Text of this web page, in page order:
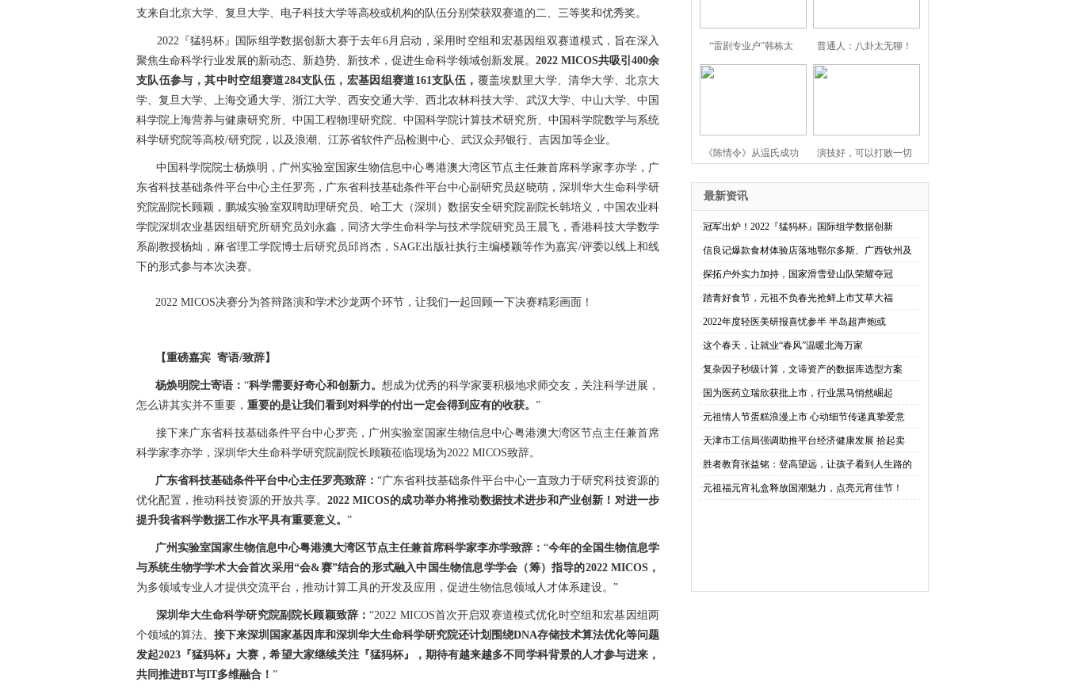
支来自北京大学、复旦大学、电子科技大学等高校或机构的队伍分别荣获双赛道的二、三等奖和优秀奖。
2022『猛犸杯』国际组学数据创新大赛于去年6月启动，采用时空组和宏基因组双赛道模式，旨在深入
聚焦生命科学行业发展的新动态、新趋势、新技术，促进生命科学领域创新发展。 2022 MICOS共吸引400余
支队伍参与，其中时空组赛道284支队伍，宏基因组赛道161支队伍， 覆盖埃默里大学、清华大学、北京大
学、复旦大学、上海交通大学、浙江大学、西安交通大学、西北农林科技大学、武汉大学、中山大学、中国
科学院上海营养与健康研究所、中国工程物理研究院、中国科学院计算技术研究所、中国科学院数学与系统
科学研究院等高校/研究院，以及浪潮、江苏省软件产品检测中心、武汉众邦银行、吉因加等企业。
中国科学院院士杨焕明，广州实验室国家生物信息中心粤港澳大湾区节点主任兼首席科学家李亦学，广
东省科技基础条件平台中心主任罗亮，广东省科技基础条件平台中心副研究员赵晓萌，深圳华大生命科学研
究院副院长顾颖，鹏城实验室双聘助理研究员、哈工大（深圳）数据安全研究院副院长韩培义，中国农业科
学院深圳农业基因组研究所研究员刘永鑫，同济大学生命科学与技术学院研究员王晨飞，香港科技大学数学
系副教授杨灿，麻省理工学院博士后研究员邱肖杰，SAGE出版社执行主编楼颖等作为嘉宾/评委以线上和线
下的形式参与本次决赛。
2022 MICOS决赛分为答辩路演和学术沙龙两个环节，让我们一起回顾一下决赛精彩画面！
【重磅嘉宾 寄语/致辞】
杨焕明院士寄语： “科学需要好奇心和创新力。 想成为优秀的科学家要积极地求师交友，关注科学进展，
怎么讲其实并不重要， 重要的是让我们看到对科学的付出一定会得到应有的收获。 ”
接下来广东省科技基础条件平台中心罗亮，广州实验室国家生物信息中心粤港澳大湾区节点主任兼首席
科学家李亦学，深圳华大生命科学研究院副院长顾颖莅临现场为2022 MICOS致辞。
广东省科技基础条件平台中心主任罗亮致辞： “广东省科技基础条件平台中心一直致力于研究科技资源的
优化配置，推动科技资源的开放共享。 2022 MICOS的成功举办将推动数据技术进步和产业创新！对进一步
提升我省科学数据工作水平具有重要意义。 ”
广州实验室国家生物信息中心粤港澳大湾区节点主任兼首席科学家李亦学致辞： “今年的全国生物信息学
与系统生物学学术大会首次采用“会&赛”结合的形式融入中国生物信息学学会（筹）指导的2022 MICOS，
为多领域专业人才提供交流平台，推动计算工具的开发及应用，促进生物信息领域人才体系建设。”
深圳华大生命科学研究院副院长顾颖致辞：“2022 MICOS首次开启双赛道模式优化时空组和宏基因组两
个领域的算法。 接下来深圳国家基因库和深圳华大生命科学研究院还计划围绕DNA存储技术算法优化等问题
发起2023『猛犸杯』大赛，希望大家继续关注『猛犸杯』，期待有越来越多不同学科背景的人才参与进来，
共同推进BT与IT多维融合！ ”
“雷剧专业户”韩栋太 普通人：八卦太无聊！
《陈情令》从温氏成功 演技好，可以打败一切
最新资讯
·冠军出炉！2022『猛犸杯』国际组学数据创新
·信良记爆款食材体验店落地鄂尔多斯、广西钦州及
·探拓户外实力加持，国家滑雪登山队荣耀夺冠
·踏青好食节，元祖不负春光抢鲜上市艾草大福
·2022年度轻医美研报喜忧参半 半岛超声炮或
·这个春天，让就业“春风”温暖北海万家
·复杂因子秒级计算，文谛资产的数据库选型方案
· 国为医药立瑞欣获批上市，行业黑马悄然崛起
·元祖情人节蛋糕浪漫上市 心动细节传递真挚爱意
·天津市工信局强调助推平台经济健康发展 拾起卖
·胜者教育张益铭：登高望远，让孩子看到人生路的
·元祖福元宵礼盒释放国潮魅力，点亮元宵佳节！